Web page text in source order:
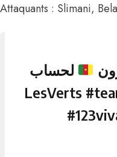
Attaquants : Slimani,
لحساب